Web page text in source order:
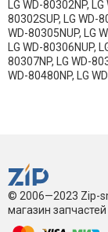
LG WD-
LG WD-
LG
LG WD-
LG WD-80302NP,
80302SUP, LG WD-
WD-80305NUP, LG
LG WD-80306NUP,
80307NP, LG WD-
WD-80480NP, LG
© 2006—2023 Zip-
магазин